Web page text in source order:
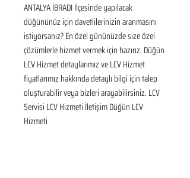
ANTALYA İBRADI İlçesinde yapılacak
düğününüz için davetlilerinizin aranmasını
istiyorsanız? En özel gününüzde size özel
çözümlerle hizmet vermek için hazırız. Düğün
LCV Hizmet detaylarımız ve LCV Hizmet
fiyatlarımız hakkında detaylı bilgi için talep
oluşturabilir veya bizleri arayabilirsiniz. LCV
Servisi LCV Hizmeti İletişim Düğün LCV
Hizmeti